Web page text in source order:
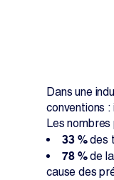
Dans une
conventions
Les nombres
33 %des
78 %de la
cause des